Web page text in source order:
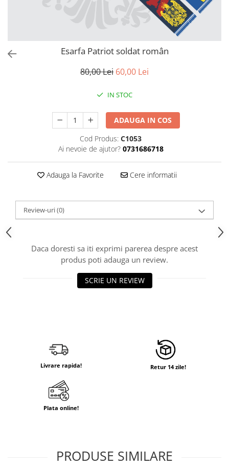
Esarfa Patriot soldat român
80,00 Lei 60,00 Lei
IN STOC
ADAUGA IN COS
Cod Produs: C1053
Ai nevoie de ajutor? 0731686718
Adauga la Favorite Cere informatii
Review-uri(0)
Daca doresti sa iti exprimi parerea despre acest
produs poti adauga un review.
SCRIE UN REVIEW
Livrare rapida! Retur 14 zile!
Plata online!
PRODUSE SIMILARE